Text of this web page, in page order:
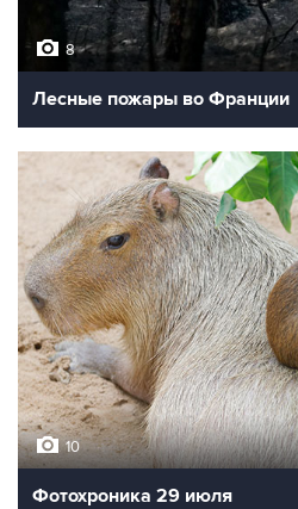
8
Лесные пожары во Франции
10
Фотохроника 29 июля